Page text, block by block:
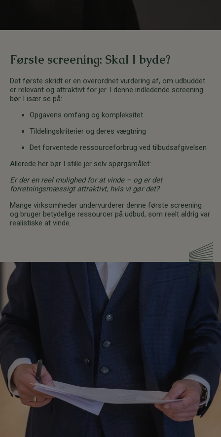
Første screening: Skal I byde?
Det første skridt er en overordnet vurdering af, om udbuddet
er relevant og attraktivt for jer. I denne indledende screening
bør I især se på:
Opgavens omfang og kompleksitet
Tildelingskriterier og deres vægtning
Det forventede ressourceforbrug ved tilbudsafgivelsen
Allerede her bør I stille jer selv spørgsmålet:
Er der en reel mulighed for at vinde – og er det
forretningsmæssigt attraktivt, hvis vi gør det?
Mange virksomheder undervurderer denne første screening
og bruger betydelige ressourcer på udbud, som reelt aldrig var
realistiske at vinde.